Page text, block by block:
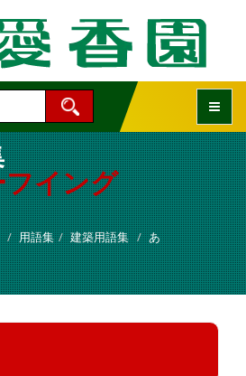
イング
用語集 建築用語集
あ